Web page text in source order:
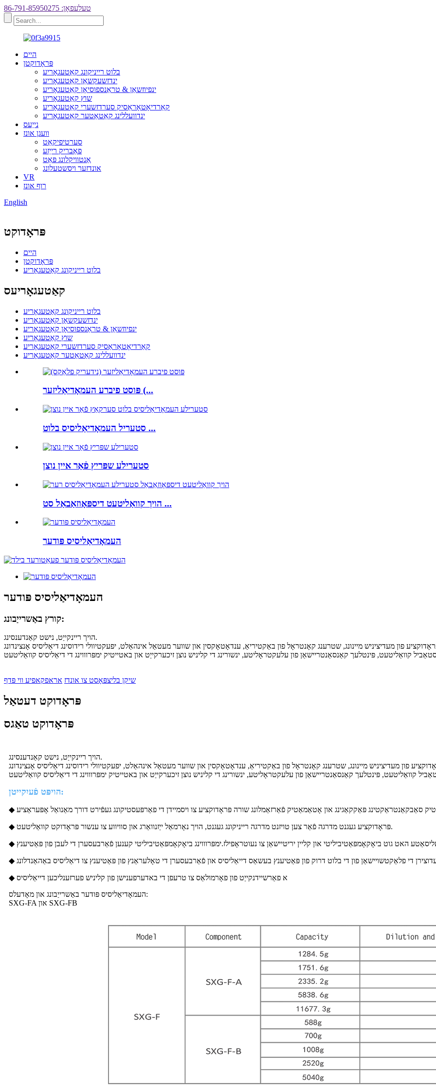
טעלעפאָן: 86-791-85950275
היים
פּראָדוקטן
בלוט רייניקונג קאַטעגאָריע
ינדזשעקשאַן קאַטעגאָריע
ינפיוזשאַן & טראַנספוסיאָן קאַטעגאָריע
שוץ קאַטעגאָריע
קאַרדיאָטאָראַסיק סערדזשערי קאַטעגאָריע
ינדוועללינג קאַטאַטער קאַטעגאָריע
נייַעס
וועגן אונז
סערטיפיקאַט
פאַבריק רייַזע
אַנטוויקלונג פּאַט
אונדזער ויסשטעלונג
VR
רוף אונז
English
פּראָדוקט
היים
פּראָדוקטן
בלוט רייניקונג קאַטעגאָריע
קאַטעגאָריעס
בלוט רייניקונג קאַטעגאָריע
ינדזשעקשאַן קאַטעגאָריע
ינפיוזשאַן & טראַנספוסיאָן קאַטעגאָריע
שוץ קאַטעגאָריע
קאַרדיאָטאָראַסיק סערדזשערי קאַטעגאָריע
ינדוועללינג קאַטאַטער קאַטעגאָריע
פּוסט פיברע העמאָדיאַליזער (...
סטעריל העמאָדיאַליסיס בלוט ...
סטערילע שפּריץ פֿאַר איין נוצן
הויך קוואַליטעט דיספּאָוזאַבאַל סט ...
העמאָדיאַליסיס פּודער
העמאָדיאַליסיס פּודער
קורץ באַשרייַבונג:
הויך ריינקייַט, נישט קאַנדענסינג.
שיקן בליצפּאָסט צו אונדז אראפקאפיע ווי פּדף
פּראָדוקט דעטאַל
פּראָדוקט טאַגס
הויך ריינקייַט, נישט קאַנדענסינג.
הויפּט פֿעיִקייטן:
סאַבקאַנטראַקטינג פּאַקקאַגינג און אָטאַמאַטיק פֿאַרזאַמלונג שורה פּראָדוקציע צו ויסמיידן די פאַרפּעסטיקונג געפֿירט דורך מאַנואַל אָפּעראַציע
◆ פּראָדוקציע געגנט מדרגה פֿאַר צען טויזנט מדרגה רייניקונג געגנט, הויך נאָרמאַל ייַזנוואַרג און סוויווע צו ענשור פּראָדוקט קוואַליטעט.
האט גוט ביאָקאָמפּאַטיביליטי און קליין יריטיישאַן צו נעוטראָפילז.ימפּרוווינג ביאָקאָמפּאַטיביליטי קענען פֿאַרבעסערן די לעבן פון פּאַטיענץ
די פלאַקטשויישאַן פון די בלוט דרוק פון פּאַטיענץ בעשאַס דייאַליסיס און פֿאַרבעסערן די טאָלעראַנץ פון פּאַטיענץ צו דיאַליסיס באַהאַנדלונג
◆ א פאַרשיידנקייַט פון פאָרמולאַס צו טרעפן די באדערפענישן פון קליניש פערזענליכען דייאַליסיס
העמאָדיאַליסיס פּודער באַשרייַבונג און מאָדעלס:
SXG-FA און SXG-FB